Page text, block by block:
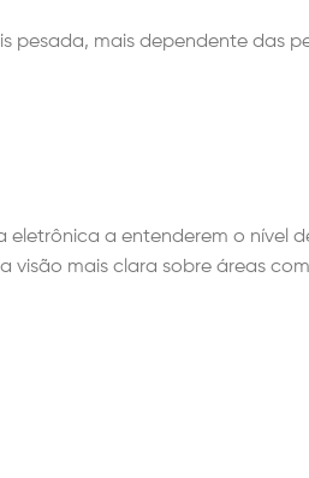
pesada, mais dependente das
eletrônica a entenderem o nível
visão mais clara sobre áreas